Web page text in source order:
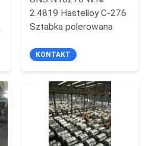
2.4819 Hastelloy C-276
Sztabka polerowana
KONTAKT